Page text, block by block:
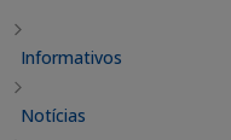
Informativos
Notícias